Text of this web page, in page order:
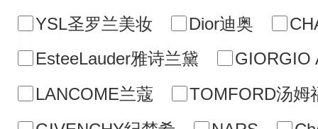
YSL圣罗兰美妆 Dior迪奥
EsteeLauder雅诗兰黛
GIORGIO
LANCOME兰蔻
TOMFORD汤姆